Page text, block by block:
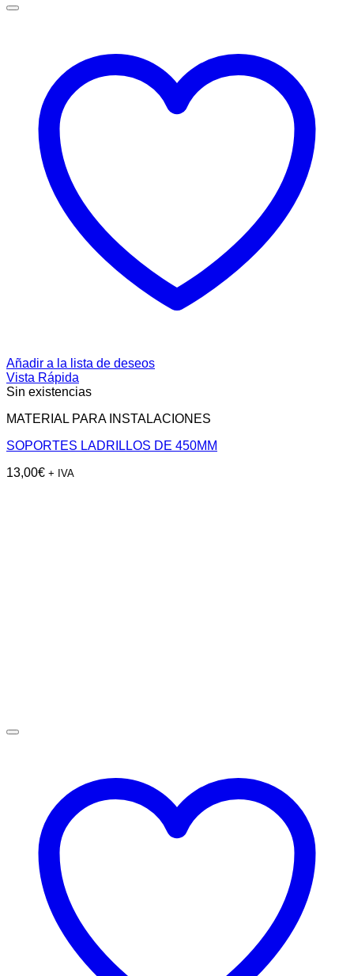
Añadir a la lista de deseos
Vista Rápida
Sin existencias
MATERIAL PARA INSTALACIONES
SOPORTES LADRILLOS DE 450MM
13,00€ + IVA